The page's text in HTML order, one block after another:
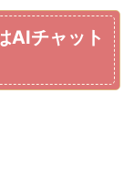
AIチャット